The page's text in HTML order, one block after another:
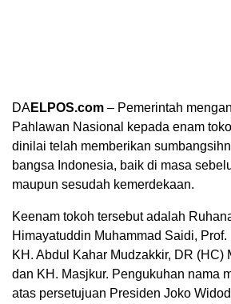
DAELPOS.com – Pemerintah
Pahlawan Nasional kepada enam
dinilai telah memberikan
bangsa Indonesia, baik di masa
maupun sesudah kemerdekaan.
Keenam tokoh tersebut adalah
Himayatuddin Muhammad Saidi, Prof.
KH. Abdul Kahar Mudzakkir, DR (HC)
dan KH. Masjkur. Pengukuhan nama
atas persetujuan Presiden Joko